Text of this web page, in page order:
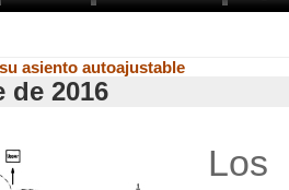
asiento autoajustable
de 2016